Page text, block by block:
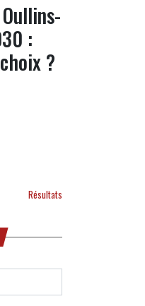
:
?
Résultats